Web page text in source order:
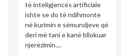
të inteligjencës artificiale
ishte se do të ndihmonte
në kurimin e sëmundjeve që
deri më tani e kanë bllokuar
njerëzimin....